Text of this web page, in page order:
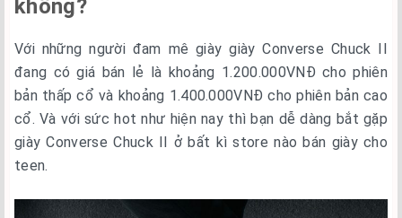
không?
Với những người đam mê giày giày Converse Chuck II
đang có giá bán lẻ là khoảng 1.200.000VNĐ cho phiên
bản thấp cổ và khoảng 1.400.000VNĐ cho phiên bản cao
cổ. Và với sức hot như hiện nay thì bạn dễ dàng bắt gặp
giày Converse Chuck II ở bất kì store nào bán giày cho
teen.